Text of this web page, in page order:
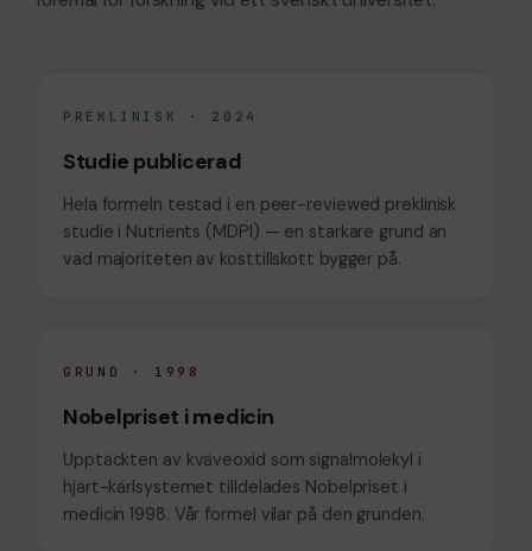
PREKLINISK · 2024
Studie publicerad
Hela formeln testad i en peer-reviewed preklinisk
studie i Nutrients (MDPI) — en starkare grund än
vad majoriteten av kosttillskott bygger på.
GRUND · 1998
Nobelpriset i medicin
Upptäckten av kväveoxid som signalmolekyl i
hjärt-kärlsystemet tilldelades Nobelpriset i
medicin 1998. Vår formel vilar på den grunden.